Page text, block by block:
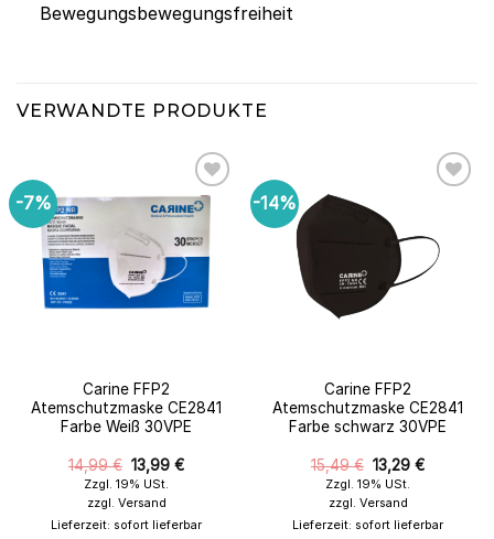
Bewegungsbewegungsfreiheit
VERWANDTE PRODUKTE
-7%
Wunschliste
hinzufügen
Carine FFP2
Atemschutzmaske CE2841
Farbe Weiß 30VPE
14,99€ Original
Preis
wurde:
14,99 €.
13,99€Der
13,99 €.
Zzgl. 19% USt.
zzgl. Versand
Lieferzeit: sofort lieferbar
-14%
Wunschliste
hinzufügen
Carine FFP2
Atemschutzmaske CE2841
Farbe schwarz 30VPE
15,49€ Original
Preis
wurde:
15,49 €.
13,29€Der
13,29 €.
Zzgl. 19% USt.
zzgl. Versand
Lieferzeit: sofort lieferbar